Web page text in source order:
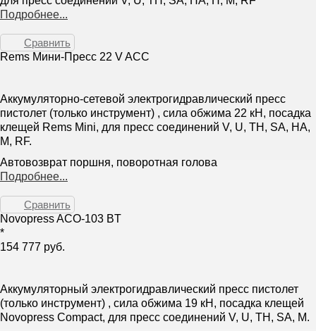
Подробнее...
Сравнить
Rems Мини-Пресс 22 V ACC
Аккумуляторно-сетевой электрогидравлический пресс
пистолет (только инструмент) , сила обжима 22 кН, посадка
клещей Rems Mini, для пресс соединений V, U, TH, SA, HA,
M, RF.
Автовозврат поршня, поворотная голова
Подробнее...
Сравнить
Novopress ACO-103 BT
*
154 777 руб.
Аккумуляторный электрогидравлический пресс пистолет
(только инструмент) , сила обжима 19 кН, посадка клещей
Novopress Compact, для пресс соединений V, U, TH, SA, M.